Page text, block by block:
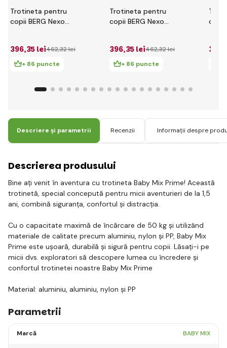
Trotineta pentru
copii BERG Nexo
396,35 lei462,32 lei
+ 86 puncte
Trotineta pentru
copii BERG Nexo
396,35 lei462,32 lei
+ 86 puncte
copii
396
Descriere și parametrii Recenzii Informații despre
Descrierea produsului
Bine ați venit în aventura cu trotineta Baby Mix Prime! Această
trotinetă, special concepută pentru micii aventurieri de la 1,5
ani, combină siguranța, confortul și distracția.
Cu o capacitate maximă de încărcare de 50 kg și utilizând
materiale de calitate precum aluminiu, nylon și PP, Baby Mix
Prime este ușoară, durabilă și sigură pentru copii. Lăsați-i pe
micii dvs. exploratori să descopere lumea cu încredere și
confortul trotinetei noastre Baby Mix Prime
Material: aluminiu, aluminiu, nylon și PP
Parametrii
Marcă BABY MIX